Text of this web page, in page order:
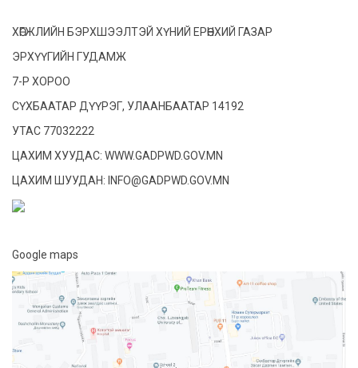
ХӨГЖЛИЙН БЭРХШЭЭЛТЭЙ ХҮНИЙ ЕРӨНХИЙ ГАЗАР
ЭРХҮҮГИЙН ГУДАМЖ
7-Р ХОРОО
СҮХБААТАР ДҮҮРЭГ, УЛААНБААТАР 14192
УТАС 77032222
ЦАХИМ ХУУДАС: WWW.GADPWD.GOV.MN
ЦАХИМ ШУУДАН: INFO@GADPWD.GOV.MN
Google maps